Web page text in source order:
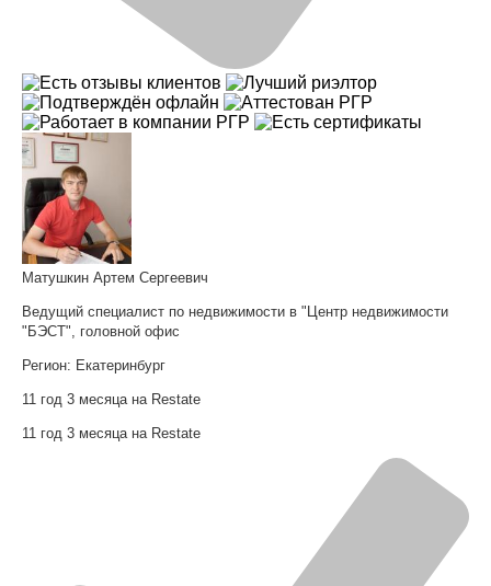
Матушкин Артем Сергеевич
Ведущий специалист по недвижимости в "Центр недвижимости
"БЭСТ", головной офис
Регион: Екатеринбург
11 год 3 месяца на Restate
11 год 3 месяца на Restate